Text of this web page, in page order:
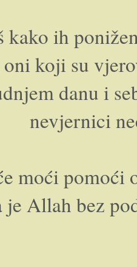
kako ih
koji su
danu i
nevjernici
moći pomoći
je Allah bez